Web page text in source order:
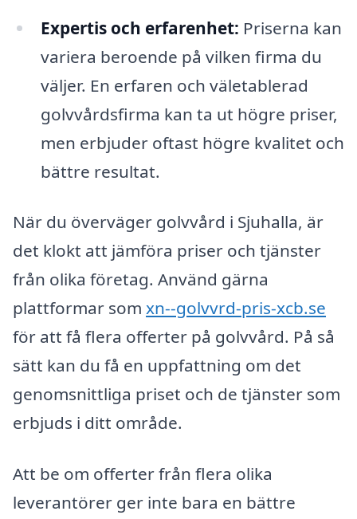
Expertis och erfarenhet: Priserna kan
variera beroende på vilken firma du
väljer. En erfaren och väletablerad
golvvårdsfirma kan ta ut högre priser,
men erbjuder oftast högre kvalitet och
bättre resultat.
När du överväger golvvård i Sjuhalla, är
det klokt att jämföra priser och tjänster
från olika företag. Använd gärna
plattformar som xn--golvvrd-pris-xcb.se
för att få flera offerter på golvvård. På så
sätt kan du få en uppfattning om det
genomsnittliga priset och de tjänster som
erbjuds i ditt område.
Att be om offerter från flera olika
leverantörer ger inte bara en bättre